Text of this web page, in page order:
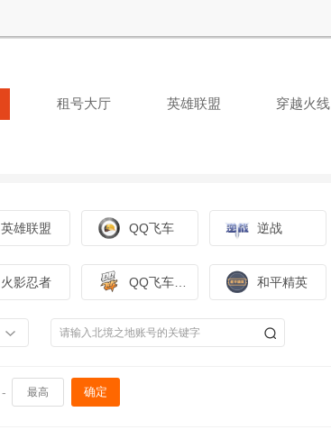
租号大厅 英雄联盟 穿越火线
英雄联盟 QQ飞车 逆战
火影忍者 和平精英
- 确定